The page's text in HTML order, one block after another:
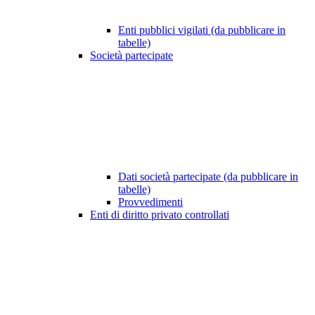
Enti pubblici vigilati (da pubblicare in
tabelle)
Società partecipate
Dati società partecipate (da pubblicare in
tabelle)
Provvedimenti
Enti di diritto privato controllati